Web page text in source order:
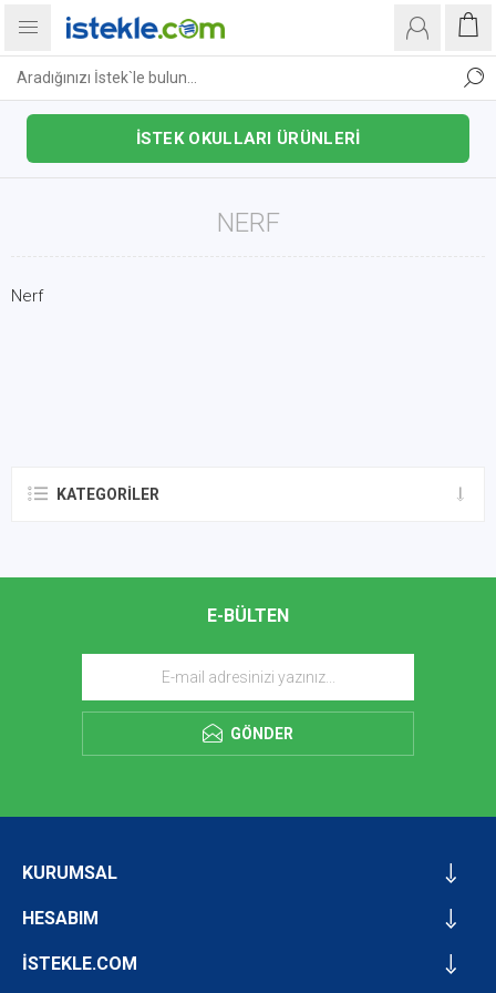
İSTEK OKULLARI ÜRÜNLERİ
NERF
Nerf
KATEGORILER
E-BÜLTEN
GÖNDER
KURUMSAL
HESABIM
İSTEKLE.COM